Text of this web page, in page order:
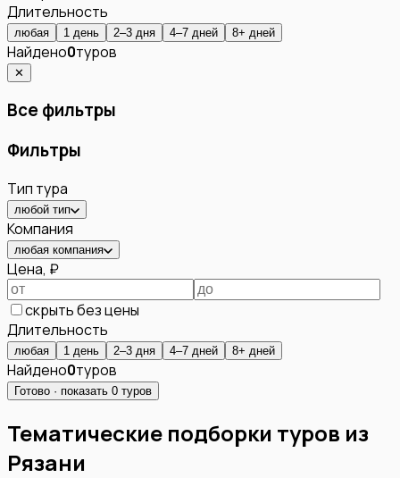
Длительность
любая 1 день 2–3 дня 4–7 дней 8+ дней
Найдено0туров
✕
Все фильтры
Фильтры
Тип тура
любой тип
Компания
любая компания
Цена, ₽
скрыть без цены
Длительность
любая 1 день 2–3 дня 4–7 дней 8+ дней
Найдено0туров
Готово · показать 0 туров
Тематические подборки туров из
Рязани